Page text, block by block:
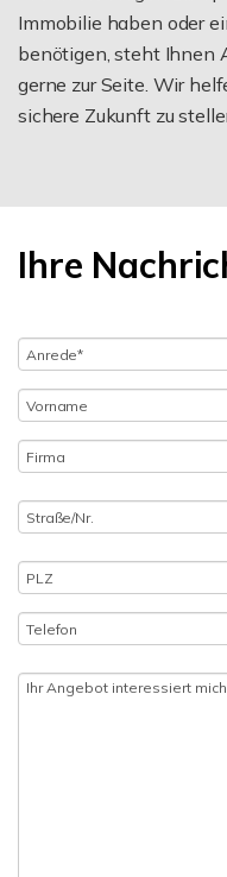
Immobilie haben oder
benötigen, steht Ihnen
gerne zur Seite. Wir
sichere Zukunft zu
Ihre